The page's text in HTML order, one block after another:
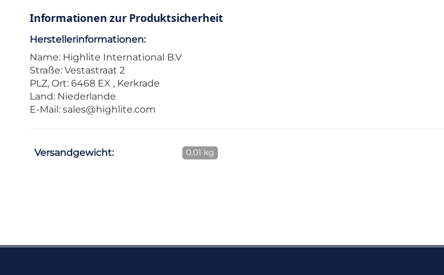
Informationen zur Produktsicherheit
Herstellerinformationen:
Name: Highlite International B.V
Straße: Vestastraat 2
PLZ, Ort: 6468 EX , Kerkrade
Land: Niederlande
E-Mail: sales@highlite.com
Versandgewicht: 0,01 kg